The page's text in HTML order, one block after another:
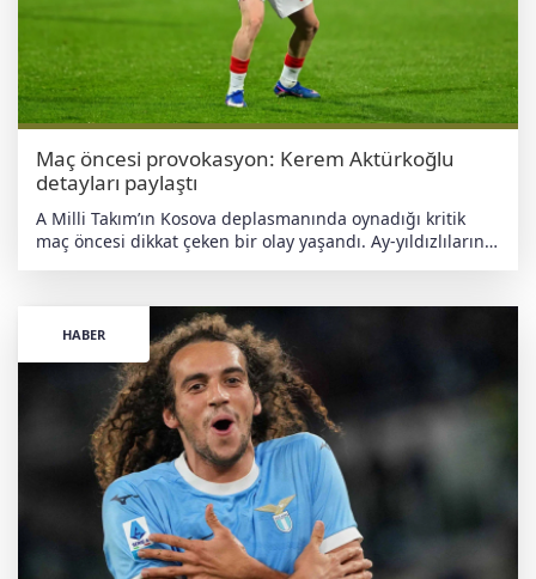
Maç öncesi provokasyon: Kerem Aktürkoğlu
detayları paylaştı
A Milli Takım’ın Kosova deplasmanında oynadığı kritik
maç öncesi dikkat çeken bir olay yaşandı. Ay-yıldızlıların
Aktürkoğlu, yaşananları şu sözlerle dile getirdi:
“Uyuyordum. Gece 00.30 - 01.00 sularında önce havai
fişek, ardından bomba gibi bir şey attılar. Tam bizim
odamızın içine doğru geldi.” “Sahada gerekeni yaptık”
Yaşananlara rağmen sahada en iyi şekilde karşılık
verdiklerini vurgulayan milli futbolcu, “Biz de gerekeni
sahada yaparız. Türk insanını böyle sinirlendirirsen neler
olabileceğini bilmiyorlar” ifadelerini kullandı.
haberdeger.com Bağımsız • Yerli • Antiemperyalist
HABER